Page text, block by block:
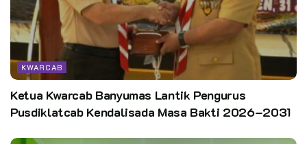
KWARCAB
Ketua Kwarcab Banyumas Lantik Pengurus
Pusdiklatcab Kendalisada Masa Bakti 2026–2031